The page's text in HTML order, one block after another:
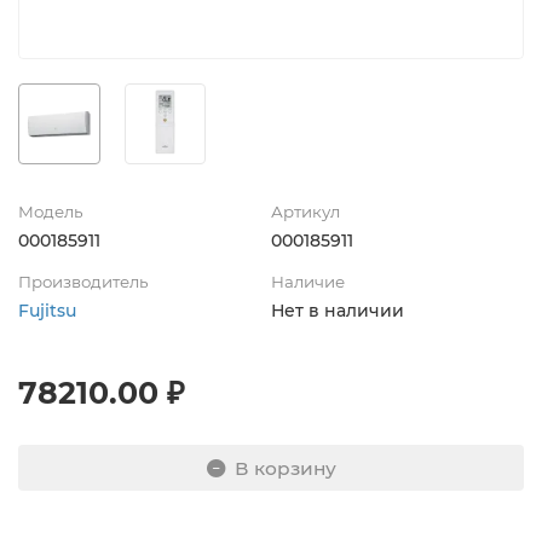
Модель
000185911
Артикул
000185911
Производитель
Fujitsu
Наличие
Нет в наличии
78210.00 ₽
В корзину